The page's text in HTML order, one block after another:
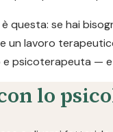
questa: se hai
un lavoro
psicoterapeuta —
lo